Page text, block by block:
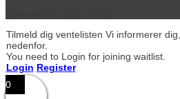
Tilmeld dig ventelisten Vi informerer
nedenfor.
You need to Login for joining waitlist.
Login Register
0